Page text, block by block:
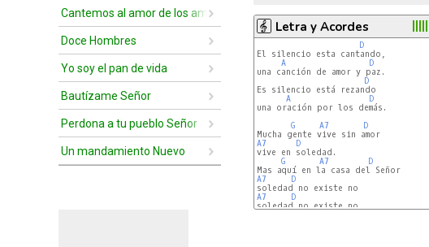
Cantemos al amor de los amores
Doce Hombres
Yo soy el pan de vida
Bautízame Señor
Perdona a tu pueblo Señor
Un mandamiento Nuevo
Letra y Acordes
D
El silencio esta cantando,
A
D
una canción de amor y paz.
D
Es silencio está rezando
A
D
una oración por los demás.
G
A7
D
A7
D
vive en soledad.
G
A7
D
A7
D
A7
D
soledad no existe no.